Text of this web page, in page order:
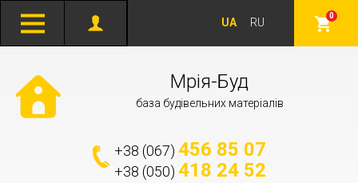
0
UA RU
Мрія-Буд
база будівельних матеріалів
+38 (067) 456 85 07
+38 (050) 418 24 52